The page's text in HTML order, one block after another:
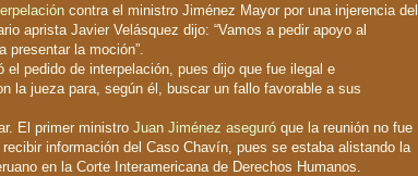
contra el ministro Jiménez Mayor por una injerencia del
aprista Javier Velásquez dijo: “Vamos a pedir apoyo al
la moción”.
pedido de interpelación, pues dijo que fue ilegal e
la jueza para, según él, buscar un fallo favorable a sus
El primer ministro Juan Jiménez aseguró que la reunión no fue
información del Caso Chavín, pues se estaba alistando la
en la Corte Interamericana de Derechos Humanos.